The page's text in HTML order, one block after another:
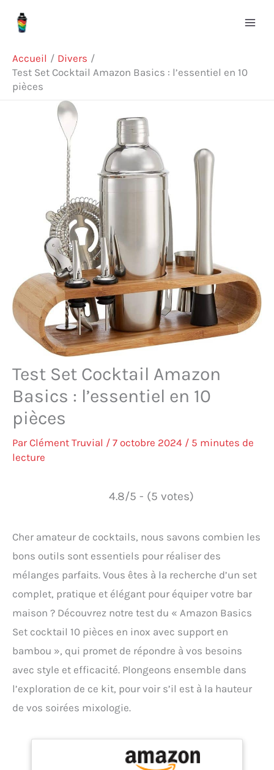
Accueil
Divers
Test Set Cocktail Amazon Basics : l’essentiel en 10
pièces
Test Set Cocktail Amazon
Basics : l’essentiel en 10
pièces
Par Clément Truvial / 7 octobre 2024 / 5 minutes de
lecture
4.8/5 - (5 votes)
Cher amateur de cocktails, nous savons combien les
bons outils sont essentiels pour réaliser des
mélanges parfaits. Vous êtes à la recherche d’un set
complet, pratique et élégant pour équiper votre bar
maison ? Découvrez notre test du « Amazon Basics
Set cocktail 10 pièces en inox avec support en
bambou », qui promet de répondre à vos besoins
avec style et efficacité. Plongeons ensemble dans
l’exploration de ce kit, pour voir s’il est à la hauteur
de vos soirées mixologie.
h
e